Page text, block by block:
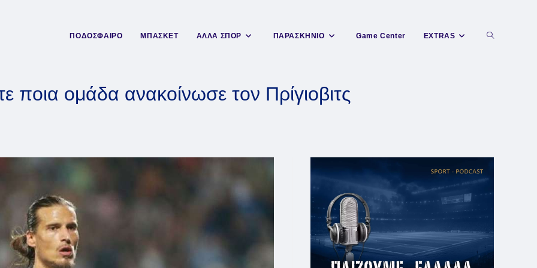
ΠΟΔΟΣΦΑΙΡΟ ΜΠΑΣΚΕΤ ΑΛΛΑ ΣΠΟΡ ΠΑΡΑΣΚΗΝΙΟ Game Center EXTRAS Toggle
ομάδα ανακοίνωσε τον Πρίγιοβιτς